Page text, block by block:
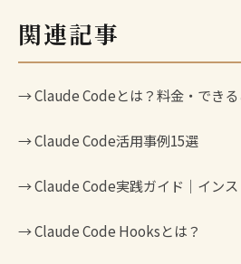
関連記事
→Claude Codeとは？料金・でき
→Claude Code活用事例15選
→Claude Code実践ガイド｜イン
→Claude Code Hooksとは？